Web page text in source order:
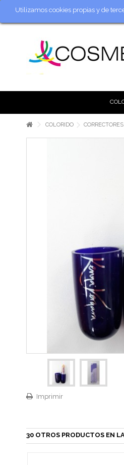
Utilizamos cookies propias y de
COLORIDO CORRECTORES
Imprimir
30 OTROS PRODUCTOS EN